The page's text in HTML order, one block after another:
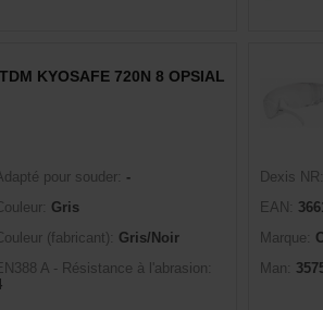
KYOSAFE 720N 8 OPSIAL
pour souder:
-
Gris
(fabricant):
Gris/Noir
A - Résistance à l'abrasion:
Dexis NR:
EAN:
Marque:
Man: